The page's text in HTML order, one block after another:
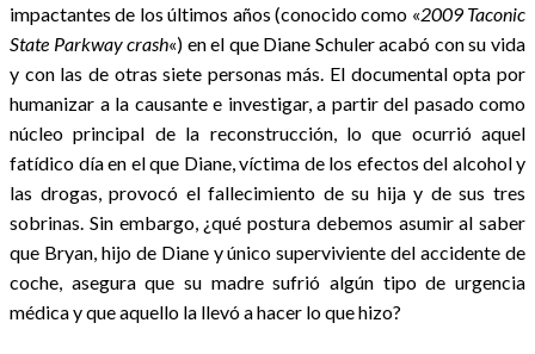
impactantes de los últimos años (conocido como «2009 Taconic
State Parkway crash«) en el que Diane Schuler acabó con su vida
y con las de otras siete personas más. El documental opta por
humanizar a la causante e investigar, a partir del pasado como
núcleo principal de la reconstrucción, lo que ocurrió aquel
fatídico día en el que Diane, víctima de los efectos del alcohol y
las drogas, provocó el fallecimiento de su hija y de sus tres
sobrinas. Sin embargo, ¿qué postura debemos asumir al saber
que Bryan, hijo de Diane y único superviviente del accidente de
coche, asegura que su madre sufrió algún tipo de urgencia
médica y que aquello la llevó a hacer lo que hizo?